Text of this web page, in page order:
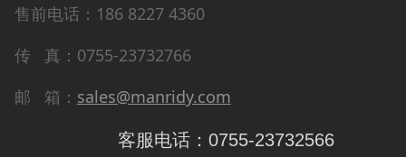
售前电话：186 8227 4360
传 真：0755-23732766
邮 箱： sales@manridy.com
客服电话：0755-23732566